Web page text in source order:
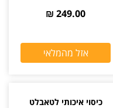
249.00 ₪
אזל מהמלאי
כיסוי איכותי לטאבלט